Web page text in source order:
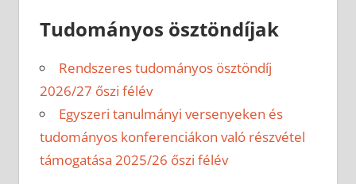
Tudományos ösztöndíjak
Rendszeres tudományos ösztöndíj
2026/27 őszi félév
Egyszeri tanulmányi versenyeken és
tudományos konferenciákon való részvétel
támogatása 2025/26 őszi félév